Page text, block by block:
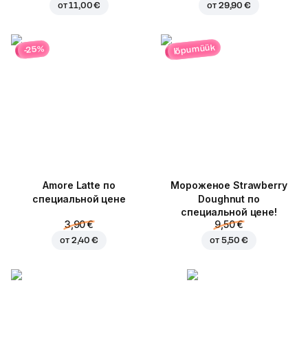
от11,00 € от 29,90 €
-25%
Amore Latte по
специальной цене
3,90 €
от 2,40 €
lõpumüük
Мороженое Strawberry
Doughnut по
специальной цене!
9,50 €
от 5,50 €